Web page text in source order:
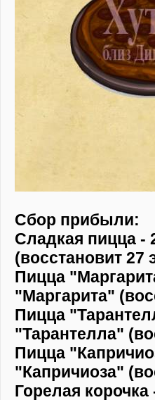
Сбор прибыли:
Сладкая пицца -
(восстановит 27
Пицца
"Маргарита"
Пицца
"Тарантелла"
Пицца
"Капричиоза"
Горелая